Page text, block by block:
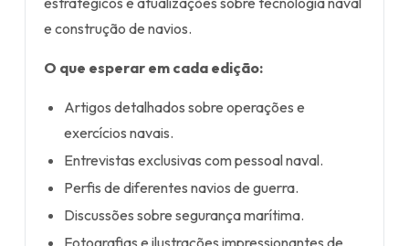
e construção de navios.
O que esperar em cada edição:
Artigos detalhados sobre operações e
exercícios navais.
Entrevistas exclusivas com pessoal naval.
Perfis de diferentes navios de guerra.
Discussões sobre segurança marítima.
Fotografias e ilustrações impressionantes de